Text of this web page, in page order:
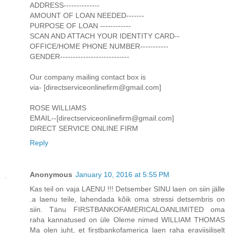
ADDRESS--------------
AMOUNT OF LOAN NEEDED-------
PURPOSE OF LOAN ------------
SCAN AND ATTACH YOUR IDENTITY CARD--
OFFICE/HOME PHONE NUMBER-----------
GENDER---------------------------
Our company mailing contact box is
via- [directserviceonlinefirm@gmail.com]
ROSE WILLIAMS
EMAIL--[directserviceonlinefirm@gmail.com]
DIRECT SERVICE ONLINE FIRM
Reply
Anonymous January 10, 2016 at 5:55 PM
Kas teil on vaja LAENU !!! Detsember SINU laen on siin jälle
.a laenu teile, lahendada kõik oma stressi detsembris on
siin. Tänu FIRSTBANKOFAMERICALOANLIMITED oma
raha kannatused on üle Oleme nimed WILLIAM THOMAS
Ma olen juht, et firstbankofamerica laen raha eraviisiliselt